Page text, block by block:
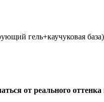
гель+каучуковая
от реального оттенка